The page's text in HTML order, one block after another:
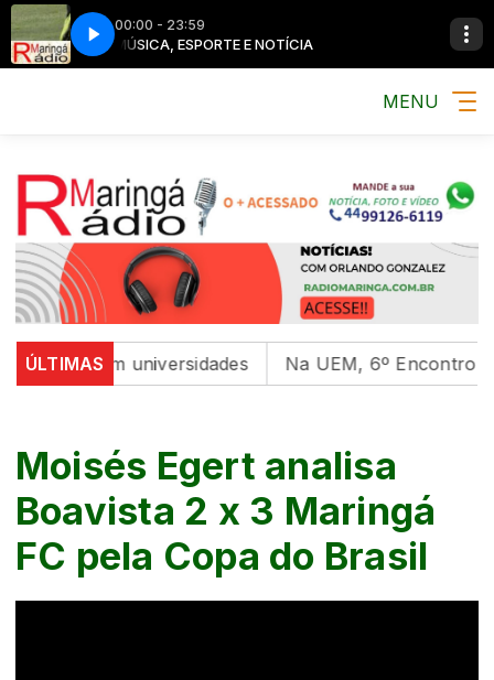
00:00 - 23:59
MÚSICA, ESPORTE E NOTÍCIA
MENU
ÚLTIMAS
em universidades Na UEM, 6º Encontro com as
Moisés Egert analisa
Boavista 2 x 3 Maringá
FC pela Copa do Brasil